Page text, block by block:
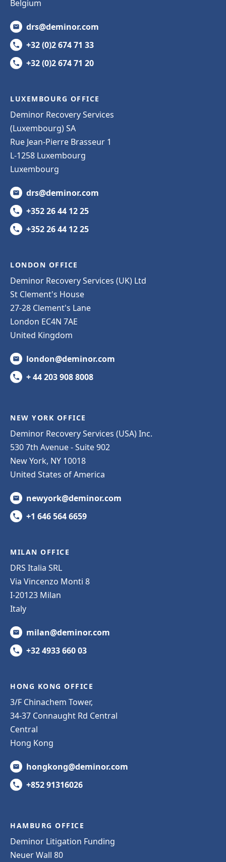
Belgium
drs@deminor.com
+32 (0)2 674 71 33
+32 (0)2 674 71 20
LUXEMBOURG OFFICE
Deminor Recovery Services
(Luxembourg) SA
Rue Jean-Pierre Brasseur 1
L-1258 Luxembourg
Luxembourg
drs@deminor.com
+352 26 44 12 25
+352 26 44 12 25
LONDON OFFICE
Deminor Recovery Services (UK) Ltd
St Clement's House
27-28 Clement's Lane
London EC4N 7AE
United Kingdom
london@deminor.com
+ 44 203 908 8008
NEW YORK OFFICE
Deminor Recovery Services (USA) Inc.
530 7th Avenue - Suite 902
New York, NY 10018
United States of America
newyork@deminor.com
+1 646 564 6659
MILAN OFFICE
DRS Italia SRL
Via Vincenzo Monti 8
I-20123 Milan
Italy
milan@deminor.com
+32 4933 660 03
HONG KONG OFFICE
3/F Chinachem Tower,
34-37 Connaught Rd Central
Central
Hong Kong
hongkong@deminor.com
+852 91316026
HAMBURG OFFICE
Deminor Litigation Funding
Neuer Wall 80